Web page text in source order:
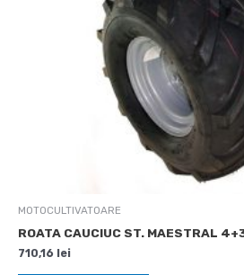
MOTOCULTIVATOARE
ROATA CAUCIUC ST. MAESTRAL
710,16 lei